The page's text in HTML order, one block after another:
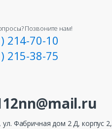
Позвоните нам!
214-70-10
215-38-75
Фабричная дом 2 Д, корпус 2,